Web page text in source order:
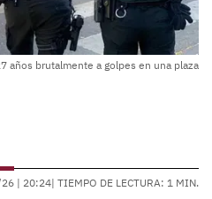
años brutalmente a golpes en una plaza
| 20:24| TIEMPO DE LECTURA: 1 MIN.